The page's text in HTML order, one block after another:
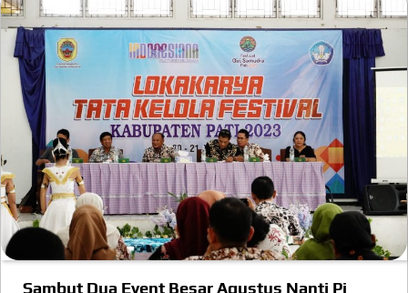
Sambut Dua Event Besar Agustus Nanti Pj